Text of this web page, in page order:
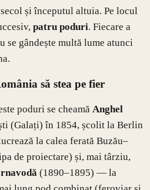
și începutul altuia. Pe locul
patru poduri. Fiecare a
se gândește multă lume atunci
să stea pe fier
poduri se cheamă Anghel
(Galați) în 1854, școlit la Berlin
la calea ferată Buzău–
de proiectare) și, mai târziu,
(1890–1895) — la